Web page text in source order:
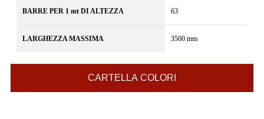
CARTELLA COLORI
BARRE PER 1 mt DI ALTEZZA 63
LARGHEZZA MASSIMA 3500 mm